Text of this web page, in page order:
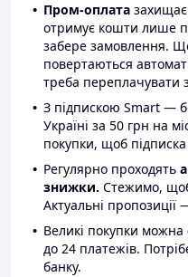
Пром-оплата
отримує кошти лише
забере замовлення.
повертаються
треба переплачувати
З підпискою Smart —
Україні за 50 грн на
покупки, щоб
Регулярно проходять
знижки. Стежимо,
Актуальні пропозиції
Великі покупки можна
до 24 платежів.
банку.